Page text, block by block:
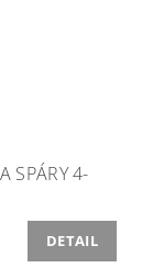
SPÁRY 4-
DETAIL